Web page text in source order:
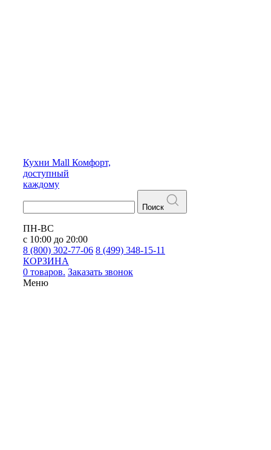
Кухни Mall Комфорт,
доступный
каждому
Поиск
ПН-ВС
с 10:00 до 20:00
8 (800) 302-77-06 8 (499) 348-15-11
КОРЗИНА
0 товаров. Заказать звонок
Меню